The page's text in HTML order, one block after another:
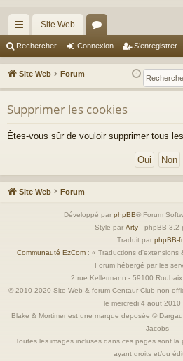
cc
ès
ra
pi
Site Web
or
u
m
s
Rechercher Connexion S’enregistrer
Site Web Forum
Supprimer les cookies
Êtes-vous sûr de vouloir supprimer tous
Site Web Forum
Développé par phpBB® Forum
Style par Arty - phpBB 3.2
Traduit par phpBB-
Communauté EzCom : « Traductions d'extensions
Forum hébergé par les
2 rue Kellermann - 59100
© 2010-2020 Site Web & forum Centaur Club non-
le mercredi 4 aout 2010
Blake & Mortimer est une marque deposée ©
Jacobs
Toutes les images incluses dans ces pages sont la
ayant droits et/ou